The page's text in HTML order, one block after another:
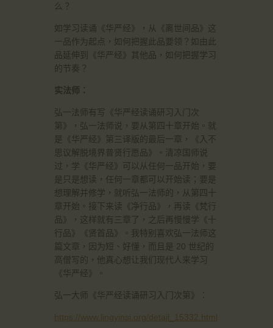
么？
如学习读诵《华严经》，从《离世间品》这
一品作为起点，如何把握此品要领？如由此
品延伸到《华严经》其他品，如何把握学习
的节奏？
实法师：
弘一法师有写《华严经读诵研习入门次
第》，弘一法师说，要从第四十章开始。就
是《华严经》第三译版的最后一章，《入不
思议解脱境界普贤行愿品》。清凉国师说
过，学《华严经》可以从任何一品开始，要
是只是想读，任何一章都可以开始读；要是
想理解并修学，就听弘一法师的，从第四十
章开始。接下来读《净行品》，再读《梵行
品》，这样就有三章了，之后再慢慢学《十
行品》《贤首品》。我特别喜欢弘一法师这
篇文章，因为短、好懂，而且是 20 世纪的
高僧写的，他真心想让我们现代人来学习
《华严经》。
弘一大师《华严经读诵研习入门次第》：
https://www.lingyinsi.org/detail_15332.html